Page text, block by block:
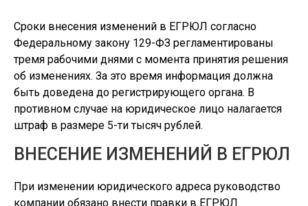
Сроки внесения изменений в ЕГРЮЛ согласно
Федеральному закону 129-ФЗ регламентированы
тремя рабочими днями с момента принятия решения
об изменениях. За это время информация должна
быть доведена до регистрирующего органа. В
противном случае на юридическое лицо налагается
штраф в размере 5-ти тысяч рублей.
ВНЕСЕНИЕ ИЗМЕНЕНИЙ В ЕГРЮЛ
При изменении юридического адреса руководство
компании обязано внести правки в ЕГРЮЛ.